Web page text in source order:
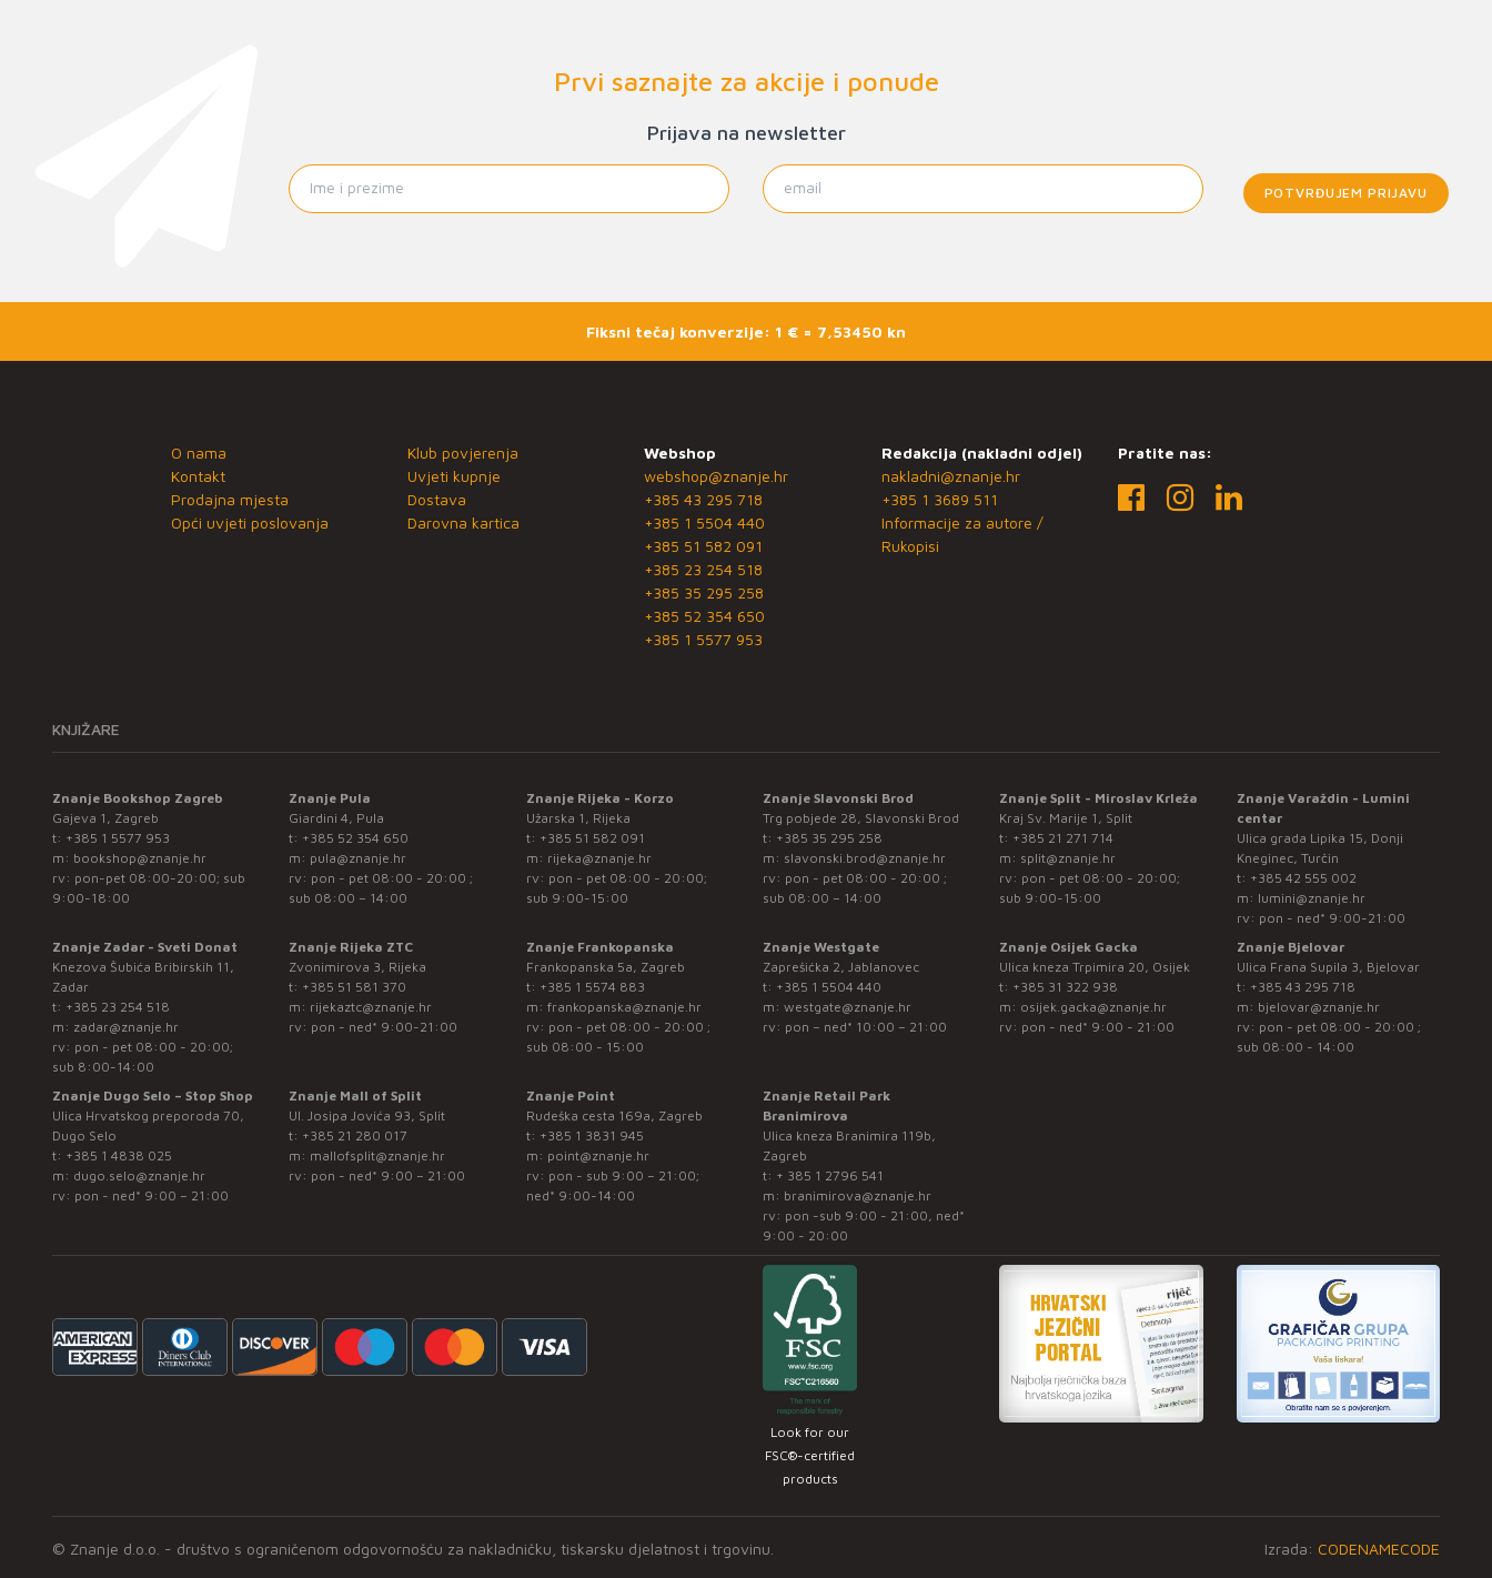
Prvi saznajte za akcije i ponude
Prijava na newsletter
POTVRĐUJEM PRIJAVU
Fiksni tečaj konverzije: 1 € = 7,53450 kn
O nama
Kontakt
Prodajna mjesta
Opći uvjeti poslovanja
Klub povjerenja
Uvjeti kupnje
Dostava
Darovna kartica
Webshop
webshop@znanje.hr
+385 43 295 718
+385 1 5504 440
+385 51 582 091
+385 23 254 518
+385 35 295 258
+385 52 354 650
+385 1 5577 953
Redakcija (nakladni odjel)
nakladni@znanje.hr
+385 1 3689 511
Informacije za autore /
Rukopisi
Pratite nas:
KNJIŽARE
Znanje Bookshop Zagreb
Gajeva 1, Zagreb
t: +385 1 5577 953
m: bookshop@znanje.hr
rv: pon-pet 08:00-20:00; sub
9:00-18:00
Znanje Pula
Giardini 4, Pula
t: +385 52 354 650
m: pula@znanje.hr
rv: pon - pet 08:00 - 20:00 ;
sub 08:00 – 14:00
Znanje Rijeka - Korzo
Užarska 1, Rijeka
t: +385 51 582 091
m: rijeka@znanje.hr
rv: pon - pet 08:00 - 20:00;
sub 9:00-15:00
Znanje Slavonski Brod
Trg pobjede 28, Slavonski Brod
t: +385 35 295 258
m: slavonski.brod@znanje.hr
rv: pon - pet 08:00 - 20:00 ;
sub 08:00 – 14:00
Znanje Split - Miroslav Krleža
Kraj Sv. Marije 1, Split
t: +385 21 271 714
m: split@znanje.hr
rv: pon - pet 08:00 - 20:00;
sub 9:00-15:00
Znanje Varaždin - Lumini
centar
Ulica grada Lipika 15, Donji
Kneginec, Turčin
t: +385 42 555 002
m: lumini@znanje.hr
rv: pon - ned* 9:00-21:00
Znanje Zadar - Sveti Donat
Knezova Šubića Bribirskih 11,
Zadar
t: +385 23 254 518
m: zadar@znanje.hr
rv: pon - pet 08:00 - 20:00;
sub 8:00-14:00
Znanje Rijeka ZTC
Zvonimirova 3, Rijeka
t: +385 51 581 370
m: rijekaztc@znanje.hr
rv: pon - ned* 9:00-21:00
Znanje Frankopanska
Frankopanska 5a, Zagreb
t: +385 1 5574 883
m: frankopanska@znanje.hr
rv: pon - pet 08:00 - 20:00 ;
sub 08:00 - 15:00
Znanje Westgate
Zaprešićka 2, Jablanovec
t: +385 1 5504 440
m: westgate@znanje.hr
rv: pon – ned* 10:00 – 21:00
Znanje Osijek Gacka
Ulica kneza Trpimira 20, Osijek
t: +385 31 322 938
m: osijek.gacka@znanje.hr
rv: pon - ned* 9:00 - 21:00
Znanje Bjelovar
Ulica Frana Supila 3, Bjelovar
t: +385 43 295 718
m: bjelovar@znanje.hr
rv: pon - pet 08:00 - 20:00 ;
sub 08:00 - 14:00
Znanje Dugo Selo – Stop Shop
Ulica Hrvatskog preporoda 70,
Dugo Selo
t: +385 1 4838 025
m: dugo.selo@znanje.hr
rv: pon - ned* 9:00 – 21:00
Znanje Mall of Split
Ul. Josipa Jovića 93, Split
t: +385 21 280 017
m: mallofsplit@znanje.hr
rv: pon - ned* 9:00 – 21:00
Znanje Point
Rudeška cesta 169a, Zagreb
t: +385 1 3831 945
m: point@znanje.hr
rv: pon - sub 9:00 – 21:00;
ned* 9:00-14:00
Znanje Retail Park
Branimirova
Ulica kneza Branimira 119b,
Zagreb
t: + 385 1 2796 541
m: branimirova@znanje.hr
rv: pon -sub 9:00 - 21:00, ned*
9:00 - 20:00
Look for our
FSC®-certified
products
© Znanje d.o.o. - društvo s ograničenom odgovornošću za nakladničku, tiskarsku djelatnost i trgovinu. Izrada: CODENAMECODE